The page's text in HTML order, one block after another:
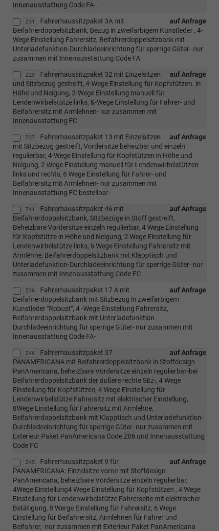
Innenausstattung Code FA-
Z31 auf Anfrage
Fahrerhaussitzpaket 3A mit
Beifahrerdoppelsitzbank, Bezug in zweifarbigem Kunstleder , 4-
Wege Einstellung Fahrersitz, Beifahrerdoppelsitzbank mit
Unterladefunktion-Durchladeeinrichtung für sperrige Güter--nur
zusammen mit Innenausstattung Code FA
Z20 auf Anfrage
Fahrerhaussitzpaket 32 mit Einzelsitzen
und Sitzbezug gestreift, 4-Wege Einstellung für Kopfstützen. in
Höhe und Neigung, 2-Wege Einstellung manuell für
Lendenwirbelstütze links, &-Wege Einstellung für Fahrer- und
Beifahrersitz mit Armlehnen- nur zusammen mit
Innenausstattung FC
Z27 auf Anfrage
Fahrerhaussitzpaket 13 mit Einzelsitzen
mit Sitzbezug gestreift, Vordersitze beheizbar und einzeln
regulierbar, 4-Wege Einstellung für Kopfstützen in Höhe und
Neigung, 2 Wege Einstellung manuell für Lendenwirbelstützen
links und rechts, 6 Wege Einstellung für Fahrer- und
Beifahrersitz mit Armlehnen- nur zusammen mit
Innenausstattung FC bestellbar-
Z41 auf Anfrage
Fahrerhaussitzpaket 46 mit
Beifahrerdoppelsitzbank, Sitzbezüge in Stoff gestreift,
Beheizbare Vordersitze einzeln regulierbar, 4 Wege Einstellung
für Kopfstütze in Höhe und Neigung, 2 Wege Einstellung für
Lendenwirbelstütze links, 6 Wege Einstellung Fahrersitz mit
Armlehne, Beifahrerdoppelsitzbank mit Klapptisch und
Unterladefunktion-Durchladeeinrichtung für sperrige Güter- nur
zusammen mit Innenausstattung Code FC-
Z36 auf Anfrage
Fahrerhaussitzpaket 17 A mit
Beifahrerdoppelsitzbank mit Sitzbezug in zweifarbigem
Kunstleder "Robust", 4 -Wege Einstellung Fahrersitz,
Beifahrerdoppelsitzbank mit Unterladefunktion-
Durchladeeinrichtung für sperrige Güter- nur zusammen mit
Innenausstattung Code FA-
Z46 auf Anfrage
Fahrerhaussitzpaket 37
PANAMERICANA mit Beifahrerdoppelsitzbank in Stoffdesign
PanAmericana, beheizbare Vordersitze einzeln regulierbar-bei
Beifahrerdoppelsitzbank der äußere rechte Sitz-, 4 Wege
Einstellung für Kopfstützen, 4 Wege Einstellung für
Lendenwirbelstütze Fahrersitz mit elektrischer Einstellung,
8Wege Einstellung für Fahrersitz mit Armlehne,
Beifahrerdoppelsitzbank mit Klapptisch und Unterladefunktion-
Durchladeeinrichtung für sperrige Güter- nur zusammen mit
Exterieur Paket PanAmericana Code Z06 und Innenausstattung
Code FC
Z45 auf Anfrage
Fahrerhaussitzpaket 9 für
PANAMERICANA: Einzelsitze vorne mit Stoffdesign
PanAmericana, beheizbare Vordersitze einzeln regulierbar,
4Wege Einstellung4 Wege Einstellung für Kopfstützen , 4 Wege
Einstellung für Lendenwirbelstütze Fahrerseite mit elektrischer
Betätigung, 8 Werge Einstellung für Fahrersitz, 6 Wege
Einstellung für Beifahrersitz, Armlehnen für Fahrer und
Beifahrer,- nur zusammen mit Exterieur Paket PanAmericana